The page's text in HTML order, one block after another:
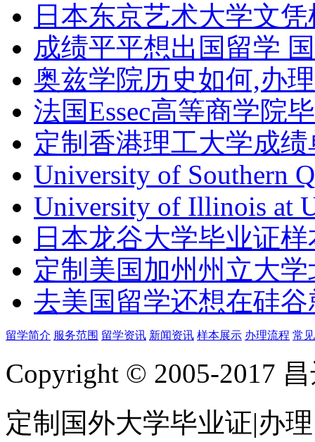
日本东京艺术大学文
成绩平平想出国留学
奥兹学院历史如何,办
法国Essec高等商学院
定制香港理工大学成绩
University of Southern
University of Illinois at
日本龙谷大学毕业证
定制美国加州州立大
去美国留学还想在硅
留学简介 服务范围 留学资讯 新闻资讯 样本展示 办理流程 常
Copyright © 2005-2017
定制国外大学毕业证|办